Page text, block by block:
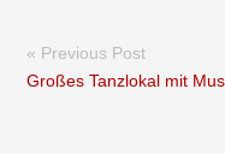
« Previous Post
Großes Tanzlokal mit